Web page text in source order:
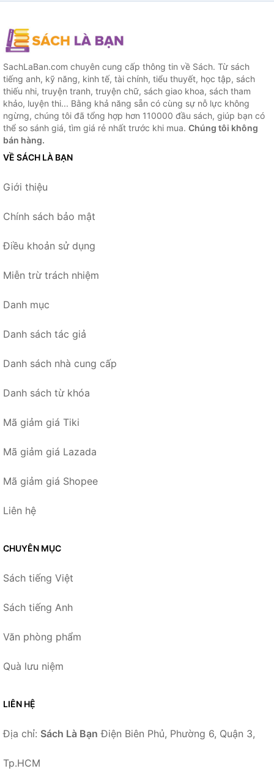
SachLaBan.com chuyên cung cấp thông tin về Sách. Từ sách
tiếng anh, kỹ năng, kinh tế, tài chính, tiểu thuyết, học tập, sách
thiếu nhi, truyện tranh, truyện chữ, sách giao khoa, sách tham
khảo, luyện thi... Bằng khả năng sẵn có cùng sự nỗ lực không
ngừng, chúng tôi đã tổng hợp hơn 110000 đầu sách, giúp bạn có
thể so sánh giá, tìm giá rẻ nhất trước khi mua. Chúng tôi không
bán hàng.
VỀ SÁCH LÀ BẠN
Giới thiệu
Chính sách bảo mật
Điều khoản sử dụng
Miễn trừ trách nhiệm
Danh mục
Danh sách tác giả
Danh sách nhà cung cấp
Danh sách từ khóa
Mã giảm giá Tiki
Mã giảm giá Lazada
Mã giảm giá Shopee
Liên hệ
CHUYÊN MỤC
Sách tiếng Việt
Sách tiếng Anh
Văn phòng phẩm
Quà lưu niệm
LIÊN HỆ
Địa chỉ: Sách Là Bạn Điện Biên Phủ, Phường 6, Quận 3,
Tp.HCM